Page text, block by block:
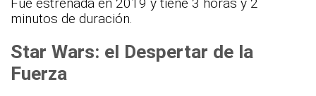
minutos de duración.
Star Wars: el Despertar de la
Fuerza